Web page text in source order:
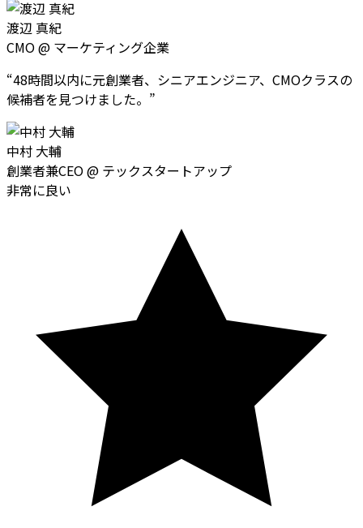
渡辺 真紀
CMO@ マーケティング企業
“48時間以内に元創業者、シニアエンジニア、CMOクラスの
候補者を見つけました。 ”
中村 大輔
創業者兼CEO@ テックスタートアップ
非常に良い